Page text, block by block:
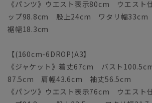
《パンツ》ウエスト表示80cm ウエス
ップ98.8cm 股上24cm ワタリ幅
裾幅18.3cm
【(160cm-6DROP)A3】
《ジャケット》着丈67cm バスト
87.5cm 肩幅43.6cm 袖丈56.5cm
《パンツ》ウエスト表示76cm ウエス